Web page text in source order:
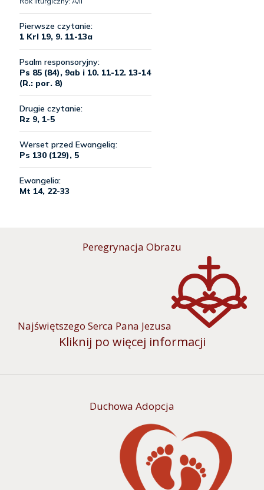
Peregrynacja Obrazu
Najświętszego Serca Pana Jezusa
Kliknij po więcej informacji
Duchowa Adopcja